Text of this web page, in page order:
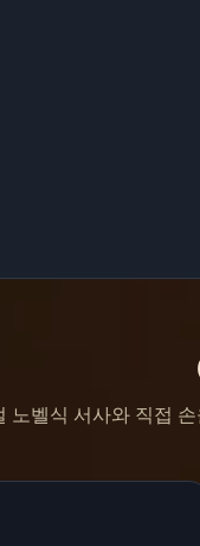
노벨식 서사와 직접